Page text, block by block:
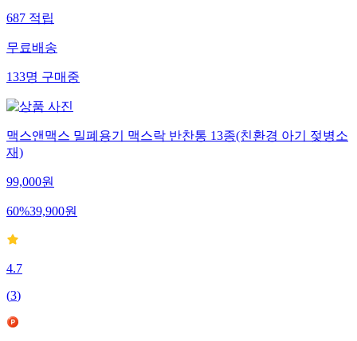
687 적립
무료배송
133명 구매중
맥스앤맥스 밀폐용기 맥스락 반찬통 13종(친환경 아기 젖병소
재)
99,000원
60%39,900원
4.7
(3)